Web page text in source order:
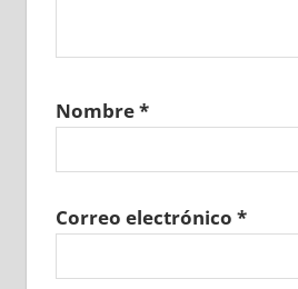
Nombre*
Correo electrónico *